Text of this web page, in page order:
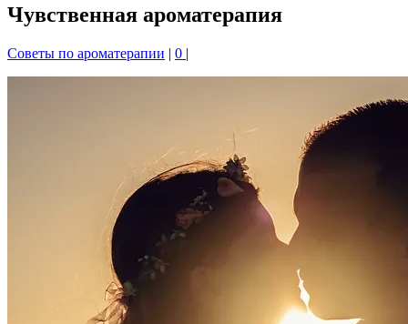
Чувственная ароматерапия
Советы по ароматерапии | 0 |